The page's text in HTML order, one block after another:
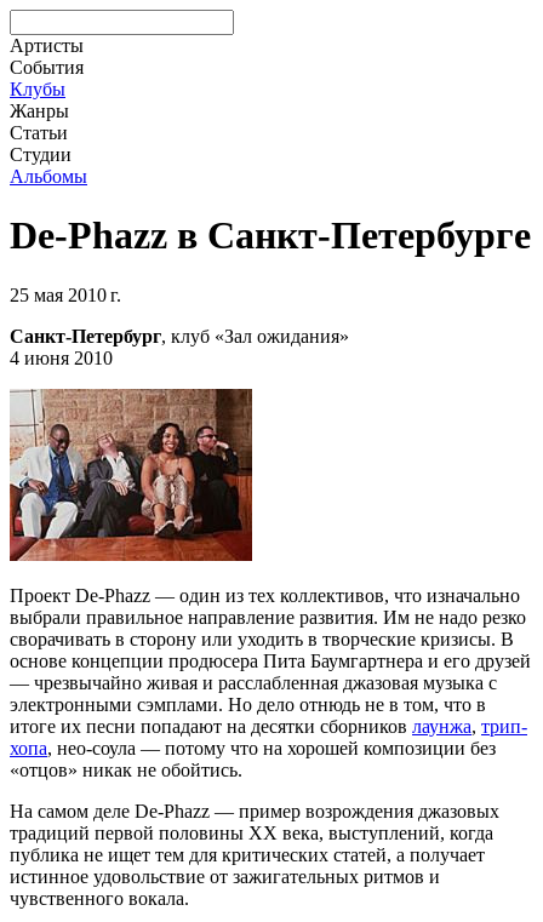
Артисты
События
Клубы
Жанры
Статьи
Студии
Альбомы
De-Phazz в Санкт-Петербурге
25 мая 2010 г.
Санкт-Петербург, клуб «Зал ожидания»
4 июня 2010
Проект De-Phazz — один из тех коллективов, что изначально
выбрали правильное направление развития. Им не надо резко
сворачивать в сторону или уходить в творческие кризисы. В
основе концепции продюсера Пита Баумгартнера и его друзей
— чрезвычайно живая и расслабленная джазовая музыка с
электронными сэмплами. Но дело отнюдь не в том, что в
итоге их песни попадают на десятки сборников лаунжа, трип-
хопа, нео-соула — потому что на хорошей композиции без
«отцов» никак не обойтись.
На самом деле De-Phazz — пример возрождения джазовых
традиций первой половины XX века, выступлений, когда
публика не ищет тем для критических статей, а получает
истинное удовольствие от зажигательных ритмов и
чувственного вокала.